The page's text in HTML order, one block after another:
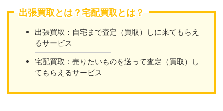
出張買取とは？宅配買取とは？
出張買取：自宅まで査定（買取）しに来てもらえ
るサービス
宅配買取：売りたいものを送って査定（買取）し
てもらえるサービス